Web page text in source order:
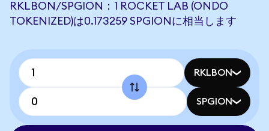
RKLBON/SPGION：1 ROCKET LAB (ONDO
TOKENIZED)は0.173259 SPGIONに相当します
RKLBON
SPGION